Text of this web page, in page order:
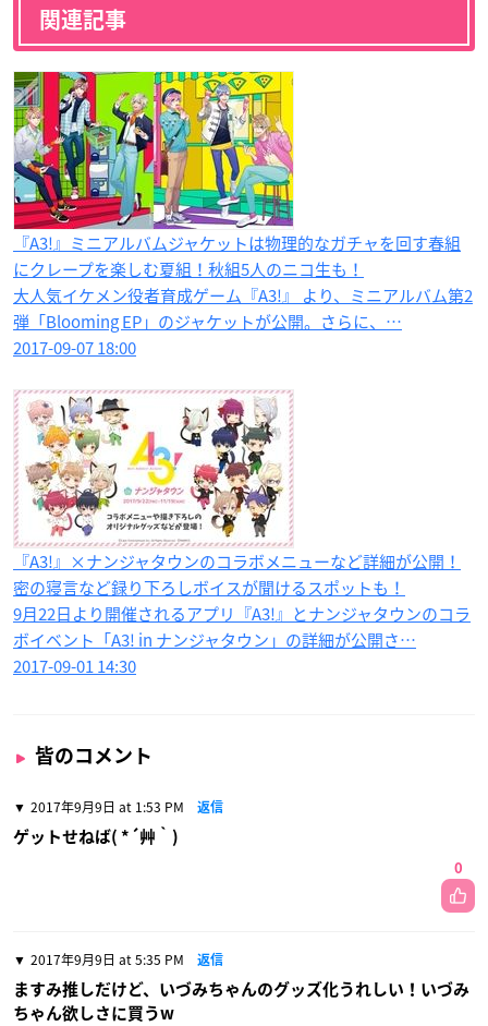
関連記事
『A3!』ミニアルバムジャケットは物理的なガチャを回す春組
にクレープを楽しむ夏組！秋組5人のニコ生も！
大人気イケメン役者育成ゲーム『A3!』 より、ミニアルバム第2
弾「Blooming EP」のジャケットが公開。さらに、…
2017-09-07 18:00
『A3!』×ナンジャタウンのコラボメニューなど詳細が公開！
密の寝言など録り下ろしボイスが聞けるスポットも！
9月22日より開催されるアプリ『A3!』とナンジャタウンのコラ
ボイベント「A3! in ナンジャタウン」の詳細が公開さ…
2017-09-01 14:30
皆のコメント
2017年9月9日 at 1:53 PM 返信
ゲットせねば( *´艸｀)
0
2017年9月9日 at 5:35 PM 返信
ますみ推しだけど、いづみちゃんのグッズ化うれしい！いづみ
ちゃん欲しさに買うw